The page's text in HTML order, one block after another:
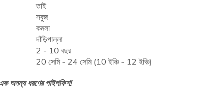
তাই
সবুজ
কমলা
দাঁড়িপাল্লা
2 - 10 বছর
20 সেমি - 24 সেমি (10 ইঞ্চি - 12 ইঞ্চি)
অনন্য ধরণের পাইপফিশ!